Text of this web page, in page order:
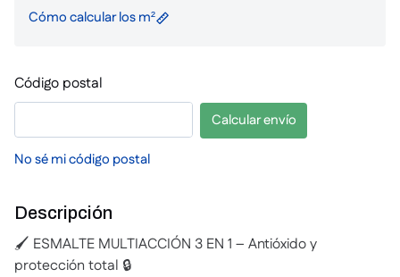
Cómo calcular los m²
Código postal
No sé mi código postal
Calcular envío
Descripción
🖌️ ESMALTE MULTIACCIÓN 3 EN 1 – Antióxido y
protección total 🔒